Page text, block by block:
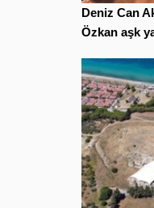
Deniz Can
Özkan aşk